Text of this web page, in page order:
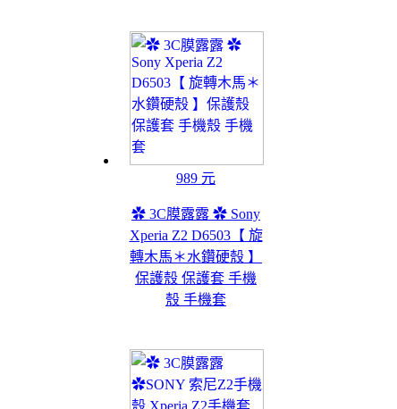
989 元
✿ 3C膜露露 ✿ Sony
Xperia Z2 D6503【 旋
轉木馬＊水鑽硬殼 】
保護殼 保護套 手機
殼 手機套